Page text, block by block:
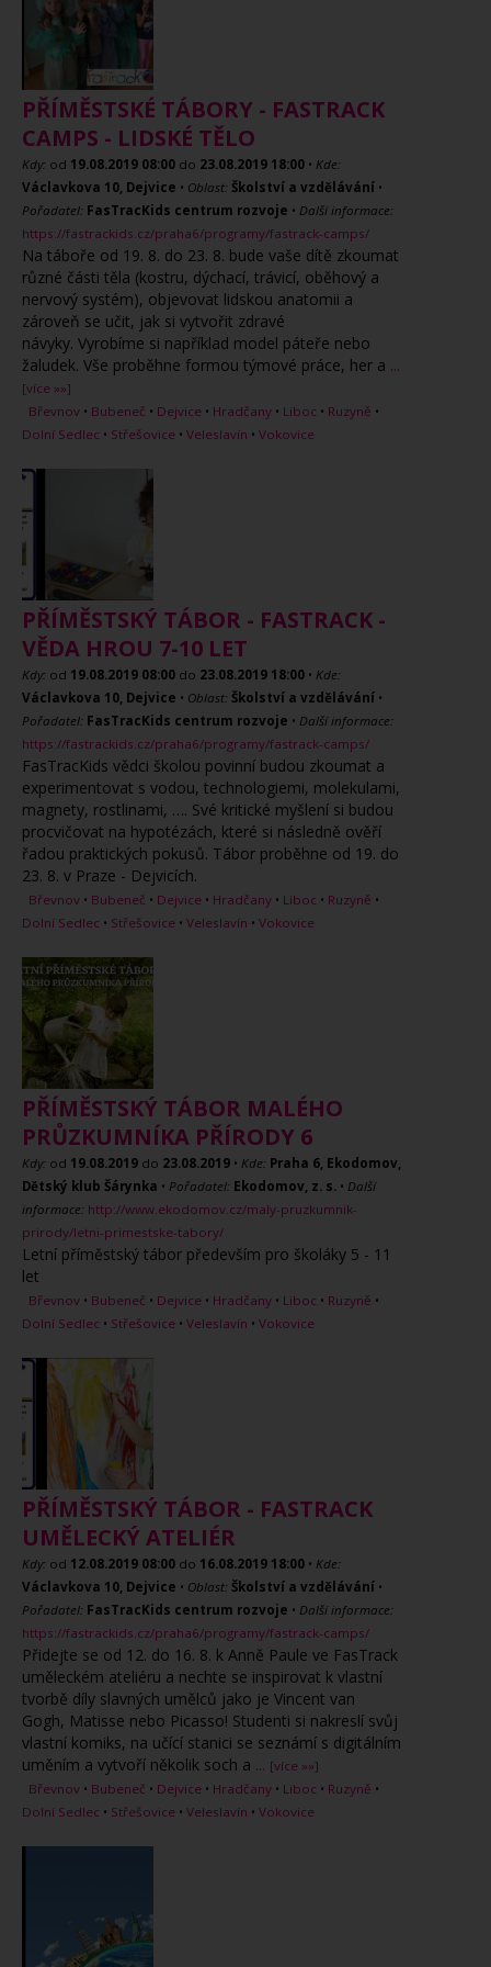
PŘÍMĚSTSKÉ TÁBORY - FASTRACK
CAMPS - LIDSKÉ TĚLO
Kdy: od 19.08.2019 08:00 do 23.08.2019 18:00 • Kde:
Václavkova 10, Dejvice • Oblast: Školství a vzdělávání •
Pořadatel: FasTracKids centrum rozvoje • Další informace:
https://fastrackids.cz/praha6/programy/fastrack-camps/
Na táboře od 19. 8. do 23. 8. bude vaše dítě zkoumat
různé části těla (kostru, dýchací, trávicí, oběhový a
nervový systém), objevovat lidskou anatomii a
zároveň se učit, jak si vytvořit zdravé
návyky. Vyrobíme si například model páteře nebo
žaludek. Vše proběhne formou týmové práce, her a ...
[více »»]
Břevnov • Bubeneč • Dejvice • Hradčany • Liboc • Ruzyně •
Dolní Sedlec • Střešovice • Veleslavín • Vokovice
PŘÍMĚSTSKÝ TÁBOR - FASTRACK -
VĚDA HROU 7-10 LET
Kdy: od 19.08.2019 08:00 do 23.08.2019 18:00 • Kde:
Václavkova 10, Dejvice • Oblast: Školství a vzdělávání •
Pořadatel: FasTracKids centrum rozvoje • Další informace:
https://fastrackids.cz/praha6/programy/fastrack-camps/
FasTracKids vědci školou povinní budou zkoumat a
experimentovat s vodou, technologiemi, molekulami,
magnety, rostlinami, …. Své kritické myšlení si budou
procvičovat na hypotézách, které si následně ověří
řadou praktických pokusů. Tábor proběhne od 19. do
23. 8. v Praze - Dejvicích.
Břevnov • Bubeneč • Dejvice • Hradčany • Liboc • Ruzyně •
Dolní Sedlec • Střešovice • Veleslavín • Vokovice
PŘÍMĚSTSKÝ TÁBOR MALÉHO
PRŮZKUMNÍKA PŘÍRODY 6
Kdy: od 19.08.2019 do 23.08.2019 • Kde: Praha 6, Ekodomov,
Dětský klub Šárynka • Pořadatel: Ekodomov, z. s. • Další
informace: http://www.ekodomov.cz/maly-pruzkumnik-
prirody/letni-primestske-tabory/
Letní příměstský tábor především pro školáky 5 - 11
let
Břevnov • Bubeneč • Dejvice • Hradčany • Liboc • Ruzyně •
Dolní Sedlec • Střešovice • Veleslavín • Vokovice
PŘÍMĚSTSKÝ TÁBOR - FASTRACK
UMĚLECKÝ ATELIÉR
Kdy: od 12.08.2019 08:00 do 16.08.2019 18:00 • Kde:
Václavkova 10, Dejvice • Oblast: Školství a vzdělávání •
Pořadatel: FasTracKids centrum rozvoje • Další informace:
https://fastrackids.cz/praha6/programy/fastrack-camps/
Přidejte se od 12. do 16. 8. k Anně Paule ve FasTrack
uměleckém ateliéru a nechte se inspirovat k vlastní
tvorbě díly slavných umělců jako je Vincent van
Gogh, Matisse nebo Picasso! Studenti si nakreslí svůj
vlastní komiks, na učící stanici se seznámí s digitálním
uměním a vytvoří několik soch a ... [více »»]
Břevnov • Bubeneč • Dejvice • Hradčany • Liboc • Ruzyně •
Dolní Sedlec • Střešovice • Veleslavín • Vokovice